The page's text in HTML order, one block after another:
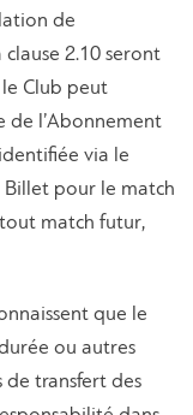
de
clause 2.10 seront
Club peut
de l’Abonnement
via le
pour le match
match futur,
que le
ou autres
de transfert des